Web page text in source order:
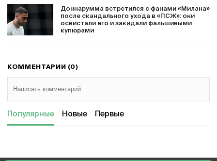
Доннарумма встретился с фанами «Милана»
после скандального ухода в «ПСЖ»: они
освистали его и закидали фальшивыми
купюрами
КОММЕНТАРИИ (0)
Популярные Новые Первые